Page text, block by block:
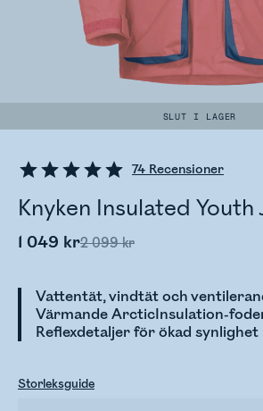
SLUT I LAGER
74 Recensioner
Knyken Insulated Youth
1 049 kr2 099 kr
Vattentät, vindtät och
Värmande ArcticInsulation-
Reflexdetaljer för ökad synlighet
Storleksguide